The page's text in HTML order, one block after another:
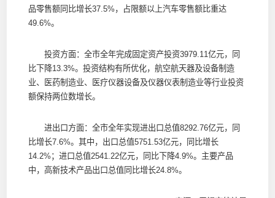
品零售额同比增长37.5%，占限额以上汽车零售额比重达
49.6%。
投资方面：全市全年完成固定资产投资3979.11亿元，同
比下降13.3%。投资结构有所优化，航空航天器及设备制造
业、医药制造业、医疗仪器设备及仪器仪表制造业等行业投资
额保持两位数增长。
进出口方面：全市全年实现进出口总值8292.76亿元，同
比增长7.6%。其中，出口总值5751.53亿元，同比增长
14.2%；进口总值2541.22亿元，同比下降4.9%。主要产品
中，高新技术产品出口总值同比增长24.8%。